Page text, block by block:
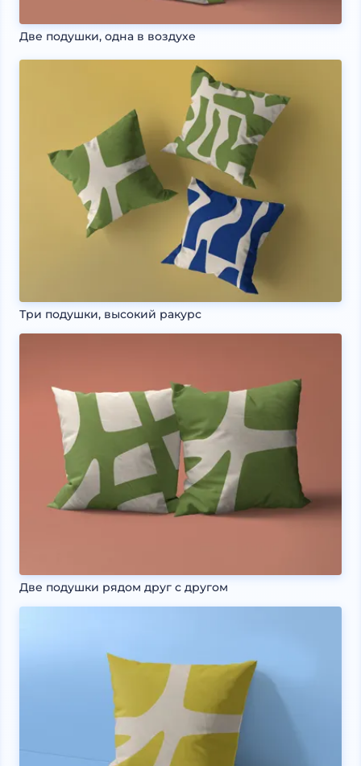
Две подушки, одна в воздухе
Три подушки, высокий ракурс
Две подушки рядом друг с другом